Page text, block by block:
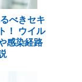
べきセキ
！ ウイル
感染経路